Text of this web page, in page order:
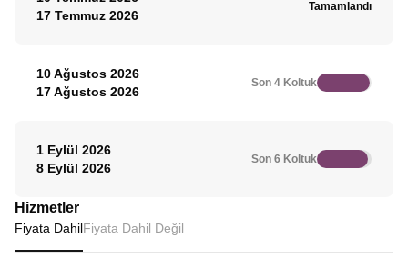
17 Temmuz 2026
Tamamlandı
10 Ağustos 2026
17 Ağustos 2026
Son 4 Koltuk
1 Eylül 2026
8 Eylül 2026
Son 6 Koltuk
Hizmetler
Fiyata DahilFiyata Dahil Değil